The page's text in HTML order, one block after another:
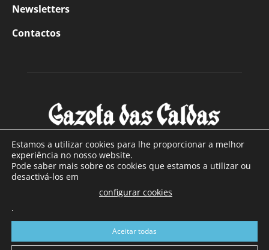
Newsletters
Contactos
SOBRE NÓS
Com sede nas Caldas da Rainha e mais de 90 anos de
a sul de distrito de Leiria, com mais de 40.000 leitores por
toda a região Oeste. Jornal com distribuição em Portugal
Continental e assinatura online.
Estamos a utilizar cookies para lhe proporcionar a melhor
experiência no nosso website.
Pode saber mais sobre os cookies que estamos a utilizar ou
desactivá-los em
configurar cookies
.
Aceitar todas